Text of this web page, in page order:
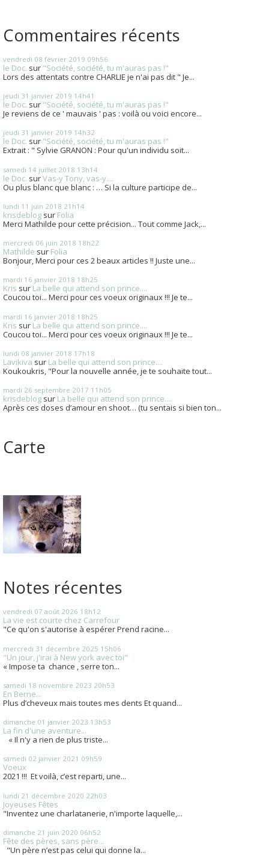
Commentaires récents
vendredi 08 février 2019 09h56
le Doc. sur "Société, société, tu m'auras pas !"
Lors des attentats contre CHARLIE je n'ai pas dit " Je...
jeudi 31 janvier 2019 14h41
le Doc. sur "Société, société, tu m'auras pas !"
Je reviens de ce ' mauvais ' pas : voilà ou voici encore...
jeudi 31 janvier 2019 14h32
le Doc. sur "Société, société, tu m'auras pas !"
Extrait : " Sylvie GRANON : Pour qu'un individu soit...
samedi 14 juillet 2018 13h14
le Doc. surVas-y Tony, vas-y....
Ou plus blanc que blanc : … Si la culture participe de...
lundi 11 juin 2018 21h14
krisdeblog sur Folia
Merci Mathilde pour cette précision... Tout comme Jack,...
mercredi 06 juin 2018 18h22
Mathilde sur Folia
Bonjour, Merci pour ces 2 beaux articles !! Juste une...
mardi 16 janvier 2018 18h25
Kris sur La belle qui attend son prince....
Coucou toi... Merci pour ces voeux originaux !!! Je te...
mardi 16 janvier 2018 18h25
Kris sur La belle qui attend son prince....
Coucou toi... Merci pour ces voeux originaux !!! Je te...
lundi 08 janvier 2018 17h18
Lavikiva sur La belle qui attend son prince....
Koukoukris, "Pour la nouvelle année, je te souhaite tout...
mardi 26 septembre 2017 11h05
krisdeblog sur La belle qui attend son prince....
Après ces doses d’amour en shoot… (tu sentais si bien ton...
Carte
Notes récentes
vendredi 07 août 2026 18h12
La vie est courte chez Carrefour
"Ce qu'on s'autorise à espérer Prend racine...
mercredi 31 décembre 2025 15h06
"Un jour, j'irai à New york avec toi"
« Impose ta chance , serre ton...
samedi 18 novembre 2023 20h53
En Berne...
Plus d’cheveux mais toutes mes dents Et quand...
dimanche 01 janvier 2023 13h53
La fin d'une aventure...
« Il n'y a rien de plus triste...
samedi 02 janvier 2021 09h59
Voeux
2021 !!! Et voilà, c’est reparti, une...
lundi 21 décembre 2020 22h03
Joyeuses Fêtes
"Inventez une charlatanerie, n'importe laquelle,...
dimanche 21 juin 2020 06h52
Fête des pères, sans père...
"Un père n’est pas celui qui donne la...